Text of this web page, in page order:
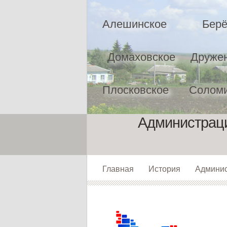
Алешинское
Домаховское
Плосковское
Главная История